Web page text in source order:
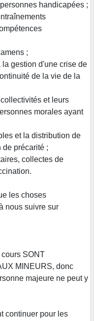
handicapées ;
;
gestion d'une crise de
de la vie de la
et leurs
morales ayant
et la distribution de
de précarité ;
collectes de
les choses
nous suivre sur
SONT
MINEURS, donc
majeure ne peut y
continuer pour les